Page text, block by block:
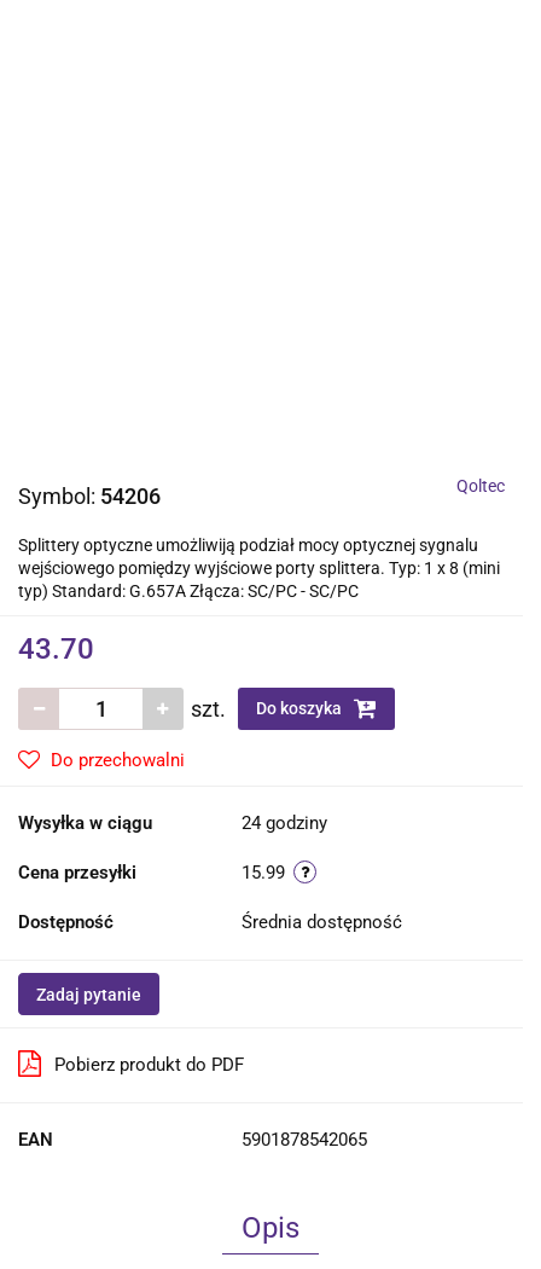
Symbol: 54206 Qoltec
Splittery optyczne umożliwiją podział mocy optycznej sygnalu
wejściowego pomiędzy wyjściowe porty splittera. Typ: 1 x 8 (mini
typ) Standard: G.657A Złącza: SC/PC - SC/PC
43.70
szt. Do koszyka
Do przechowalni
Wysyłka w ciągu 24 godziny
Cena przesyłki 15.99
Dostępność Średnia dostępność
Zadaj pytanie
Pobierz produkt do PDF
EAN 5901878542065
Opis